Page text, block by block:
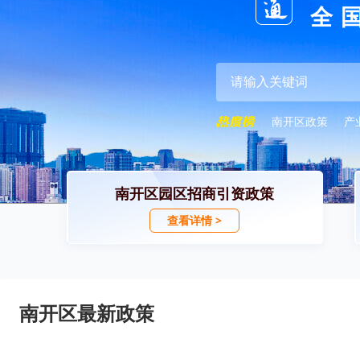
全
南开区政策 产
南开区园区招商引资政策
查看详情 >
南开区最新政策